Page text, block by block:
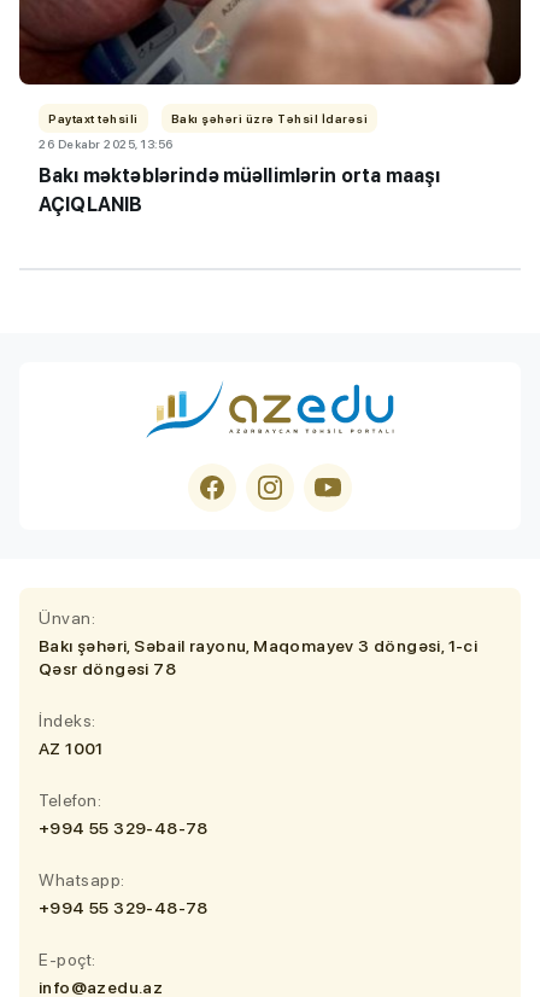
Paytaxt təhsili
Bakı şəhəri üzrə Təhsil İdarəsi
26 Dekabr 2025, 13:56
Bakı məktəblərində müəllimlərin orta maaşı
AÇIQLANIB
Ünvan:
Bakı şəhəri, Səbail rayonu, Maqomayev 3 döngəsi, 1-ci
Qəsr döngəsi 78
İndeks:
AZ 1001
Telefon:
+994 55 329-48-78
Whatsapp:
+994 55 329-48-78
E-poçt:
info@azedu.az